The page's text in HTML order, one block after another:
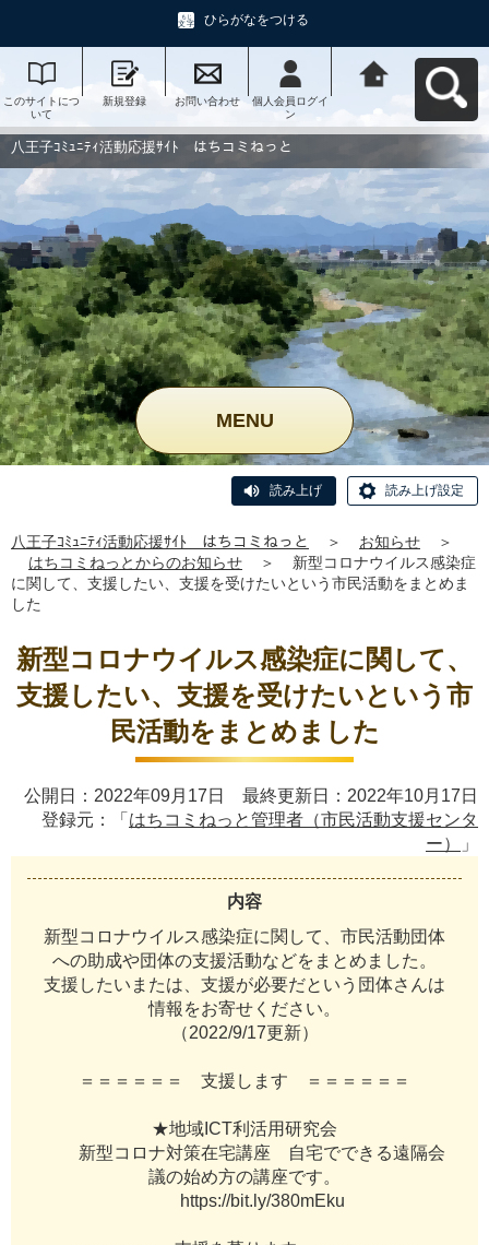
ひらがなをつける
このサイトにつ
いて
新規登録 お問い合わせ
個人会員ログイ
ン
動応援ｻｲﾄ はち
コミねっとへ戻
八王子ｺﾐｭﾆﾃｨ活動応援ｻｲﾄ はちコミねっと
MENU
読み上げ 読み上げ設定
八王子ｺﾐｭﾆﾃｨ活動応援ｻｲﾄ はちコミねっと ＞ お知らせ
＞
はちコミねっとからのお知らせ
＞
新型コロナウイルス感染症
に関して、支援したい、支援を受けたいという市民活動をまとめま
した
新型コロナウイルス感染症に関して、
支援したい、支援を受けたいという市
民活動をまとめました
公開日：2022年09月17日 最終更新日：2022年10月17日
登録元：「 はちコミねっと管理者（市民活動支援センタ
ー）
」
内容
新型コ ロナウイ ルス感染症に関 して 市民活動団体
への助成や団体の支援活動などを ま とめ ま した 。
支援 したい ま たは 支援が必要だと い う 団体さ んは
情報 をお寄せ く ださ い。
（2022/9/17更新）
＝ ＝ ＝ ＝ ＝ ＝ 支援 し ま す ＝ ＝ ＝ ＝ ＝ ＝
★地域 CT利 活用研究会
新型コ ロナ対策在宅講座 自宅ででき る遠隔会
議の始め方の講座です。
https://bit. y/380mEku